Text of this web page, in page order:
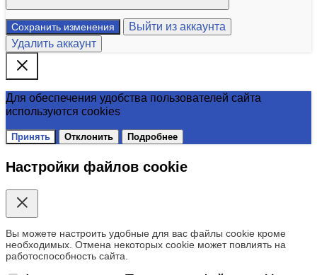
Сохранить изменения
Выйти из аккаунта
Удалить аккаунт
Для обеспечения удобства пользователей сайта
используются cookies
Принять Отклонить Подробнее
Настройки файлов cookie
Вы можете настроить удобные для вас файлы cookie кроме
необходимых. Отмена некоторых cookie может повлиять на
работоспособность сайта.